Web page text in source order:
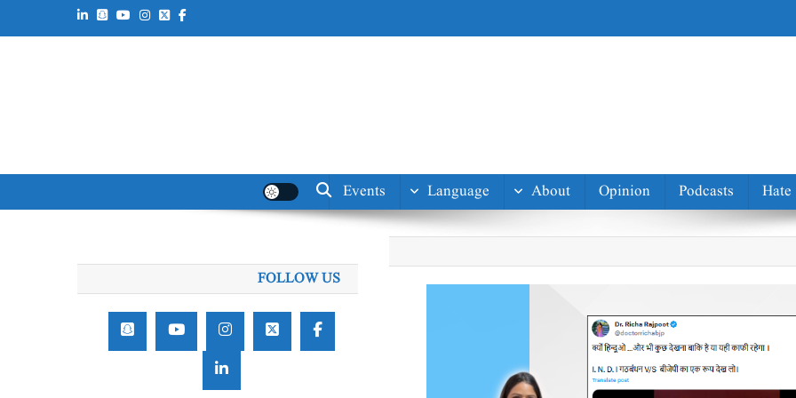
Hate
Podcasts
Opinion
About
Language
Events
FOLLOW US